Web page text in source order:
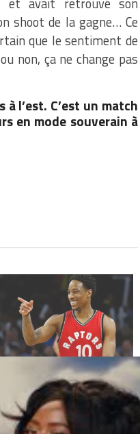
shoot de la gagne… Ce
que le sentiment de
non, ça ne change pas
l’est. C’est un match
en mode souverain à
n°1 : 142 euros à gagner
Toronto qui montre à Detroit
qu’est une équipe de basket !
7, 2018
"pronostics"